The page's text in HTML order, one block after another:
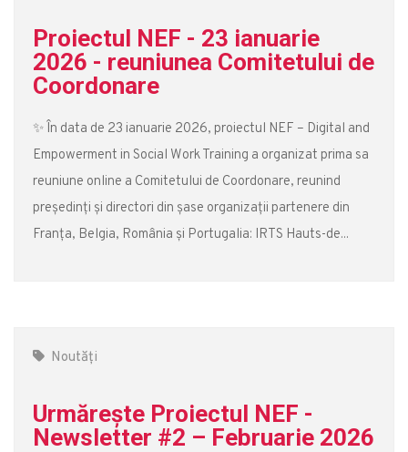
Proiectul NEF - 23 ianuarie
2026 - reuniunea Comitetului de
Coordonare
✨ În data de 23 ianuarie 2026, proiectul NEF – Digital and
Empowerment in Social Work Training a organizat prima sa
reuniune online a Comitetului de Coordonare, reunind
președinți și directori din șase organizații partenere din
Franța, Belgia, România și Portugalia: IRTS Hauts-de...
Noutăți
Urmărește Proiectul NEF -
Newsletter #2 – Februarie 2026